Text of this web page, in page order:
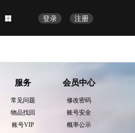
注册
登录
服务
常见问题
物品找回
账号VIP
会员中心
修改密码
账号安全
概率公示